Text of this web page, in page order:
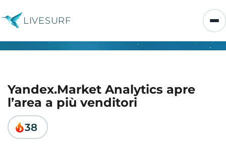
LIVESURF
Yandex.Market Analytics apre
l’area a più venditori
38